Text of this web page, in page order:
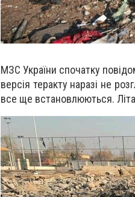
МЗС України спочатку
версія теракту наразі не
все ще встановлюються.